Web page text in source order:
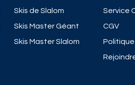
Skis de Slalom
Skis Master Géant
Skis Master Slalom
Service
CGV